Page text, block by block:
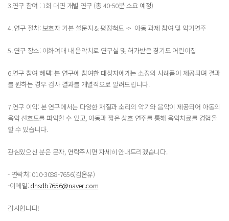
3.연구 참여 : 1회 대면 개별 연구 (총 40-50분 소요 예정)
4. 연구 절차: 보호자 기본 설문지 & 평정척도 -> 아동 과제 참여 및 악기연주
5. 연구 장소: 이화여대 내 음악치료 연구실 및 허가받은 경기도 어린이집
6.연구 참여 혜택: 본 연구에 참여한 대상자에게는 소정의 사례품이 제공되며 결과
를 원하는 경우 검사 결과를 개별적으로 알려드립니다.
7.연구 이익: 본 연구에서는 다양한 재질과 소리의 악기와 음악이 제공되어 아동의
음악 선호도를 파악할 수 있고, 아동과 짧은 상호 연주를 통해 음악치료를 경험을
할 수 있습니다.
관심있으신 분은 문자, 연락주시면 자세히 안내드리겠습니다.
- 연락처: 010-3088-7656(김온유)
-이메일:dhsdb7656@naver.com
감사합니다!